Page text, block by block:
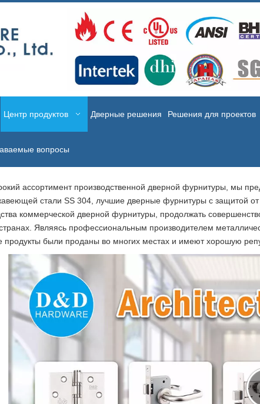
Центр продуктов Дверные решения Решения для проектов
вопросы
ассортимент производственной дверной фурнитуры, мы
стали SS 304, лучшие дверные фурнитуры с защитой
коммерческой дверной фурнитуры, продолжать
странах. Являясь профессиональным производителем
продукты были проданы во многих местах и ​​имеют хорошую